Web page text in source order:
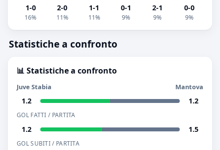
1-0
16%
2-0
11%
1-1
11%
0-1
9%
2-1
9%
0-0
9%
Statistiche a confronto
📊 Statistiche a confronto
Juve Stabia Mantova
1.2 1.2
GOL FATTI / PARTITA
1.2 1.5
GOL SUBITI / PARTITA